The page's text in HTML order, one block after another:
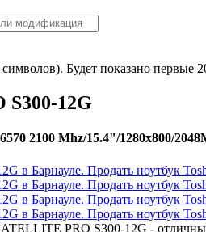
Будет показано первые
S300-12G
2100 Mhz/15.4"/1280x800/
PRO S300-12G -